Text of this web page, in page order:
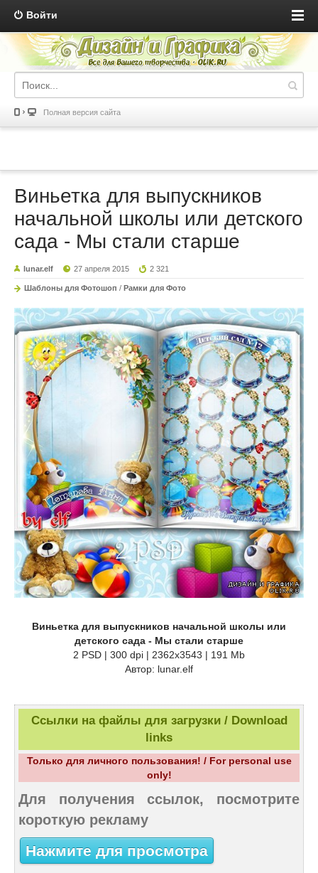
Войти
Полная версия сайта
Виньетка для выпускников
начальной школы или детского
сада - Мы стали старше
lunar.elf 27 апреля 2015 2 321
Шаблоны для Фотошоп / Рамки для Фото
Виньетка для выпускников начальной школы или
детского сада - Мы стали старше
2 PSD | 300 dpi | 2362x3543 | 191 Мb
Автор: lunar.elf
Ссылки на файлы для загрузки / Download
links
Только для личного пользования! / For personal use
only!
Для получения ссылок, посмотрите
короткую рекламу
Нажмите для просмотра